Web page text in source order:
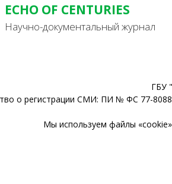
ECHO OF CENTURIES
Научно-документальный журнал
ГБУ
о регистрации СМИ: ПИ № ФС 77-
Мы используем файлы «cookie»